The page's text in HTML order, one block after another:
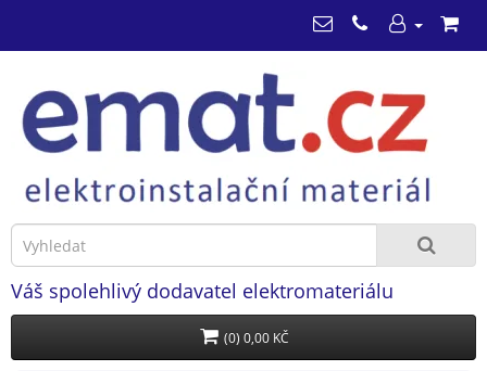
Váš spolehlivý dodavatel elektromateriálu
(0) 0,00 KČ